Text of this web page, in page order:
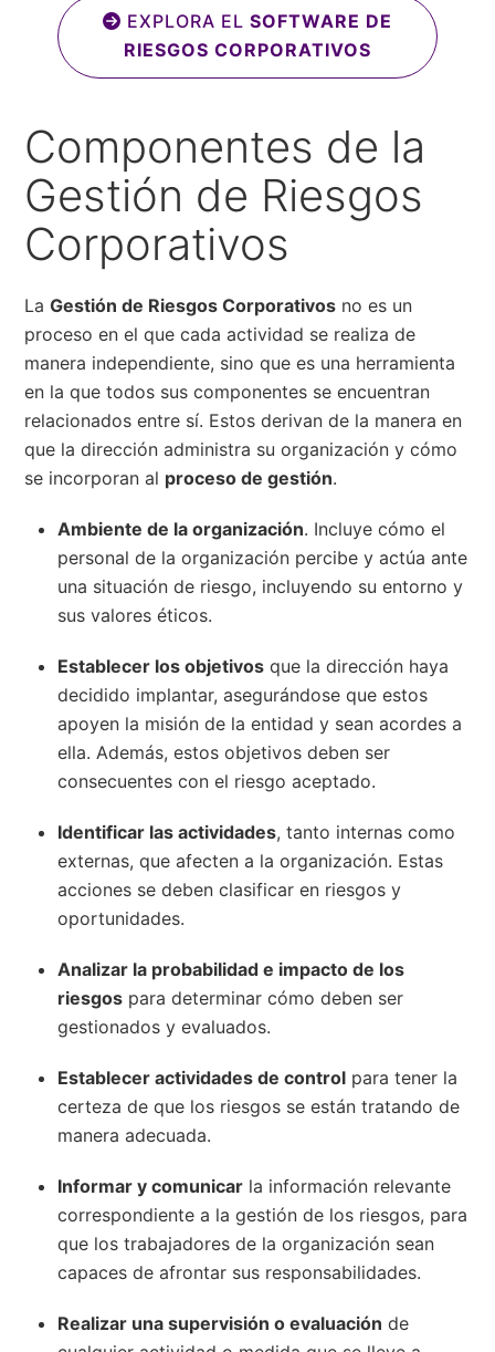
EXPLORA EL SOFTWARE DE
RIESGOS CORPORATIVOS
Componentes de la
Gestión de Riesgos
Corporativos
LaGestión de Riesgos Corporativos no es un
proceso en el que cada actividad se realiza de
manera independiente, sino que es una herramienta
en la que todos sus componentes se encuentran
relacionados entre sí. Estos derivan de la manera en
que la dirección administra su organización y cómo
se incorporan al proceso de gestión.
Ambiente de la organización. Incluye cómo el
personal de la organización percibe y actúa ante
una situación de riesgo, incluyendo su entorno y
sus valores éticos.
Establecer los objetivos que la dirección haya
decidido implantar, asegurándose que estos
apoyen la misión de la entidad y sean acordes a
ella. Además, estos objetivos deben ser
consecuentes con el riesgo aceptado.
Identificar las actividades, tanto internas como
externas, que afecten a la organización. Estas
acciones se deben clasificar en riesgos y
oportunidades.
Analizar la probabilidad e impacto de los
riesgos para determinar cómo deben ser
gestionados y evaluados.
Establecer actividades de control para tener la
certeza de que los riesgos se están tratando de
manera adecuada.
Informar y comunicar la información relevante
correspondiente a la gestión de los riesgos, para
que los trabajadores de la organización sean
capaces de afrontar sus responsabilidades.
Realizar una supervisión o evaluación de